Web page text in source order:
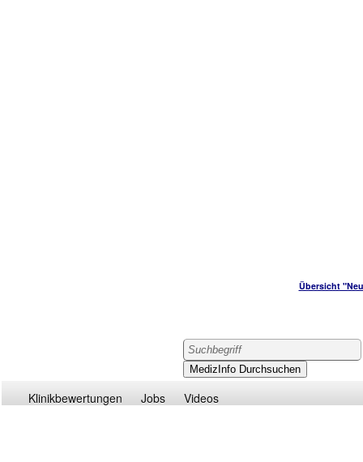
Übersicht
Klinikbewertungen Jobs Videos